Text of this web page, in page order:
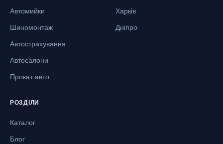
Автомийки
Шиномонтаж
Автострахування
Автосалони
Прокат авто
Харків
Дніпро
РОЗДІЛИ
Каталог
Блог